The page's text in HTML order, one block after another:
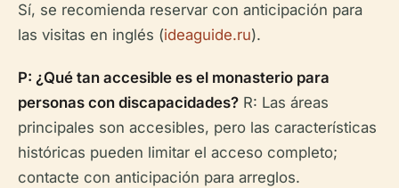
Sí, se recomienda reservar con anticipación para
las visitas en inglés (ideaguide.ru).
P: ¿Qué tan accesible es el monasterio para
personas con discapacidades? R: Las áreas
principales son accesibles, pero las características
históricas pueden limitar el acceso completo;
contacte con anticipación para arreglos.